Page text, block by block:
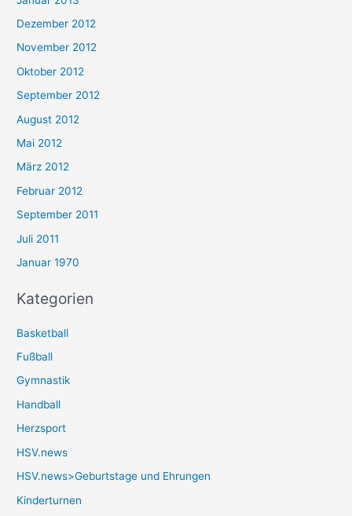
Dezember 2012
November 2012
Oktober 2012
September 2012
August 2012
Mai 2012
März 2012
Februar 2012
September 2011
Juli 2011
Januar 1970
Kategorien
Basketball
Fußball
Gymnastik
Handball
Herzsport
HSV.news
HSV.news>Geburtstage und Ehrungen
Kinderturnen